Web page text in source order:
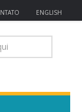
ENGLISH